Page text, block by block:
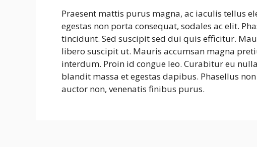
Praesent mattis purus magna, ac iaculis tellus
egestas non porta consequat, sodales ac elit.
tincidunt. Sed suscipit sed dui quis efficitur.
libero suscipit ut. Mauris accumsan magna
interdum. Proin id congue leo. Curabitur eu
blandit massa et egestas dapibus. Phasellus
auctor non, venenatis finibus purus.